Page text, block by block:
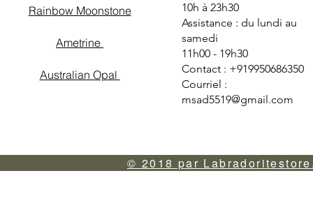
10h à 23h30
Assistance : du lundi au
samedi
11h00 - 19h30
Contact : +919950686350
Courriel :
msad5519@gmail.com
Rainbow Moonstone
Ametrine
Australian Opal
© 2018 par